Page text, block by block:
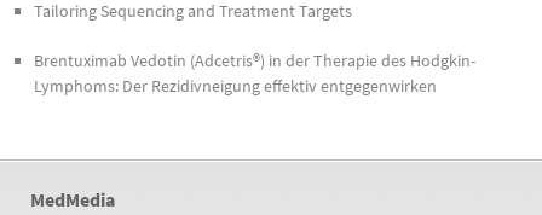
Tailoring Sequencing and Treatment Targets
Brentuximab Vedotin (Adcetris®) in der Therapie des Hodgkin-
Lymphoms: Der Rezidivneigung effektiv entgegenwirken
MedMedia